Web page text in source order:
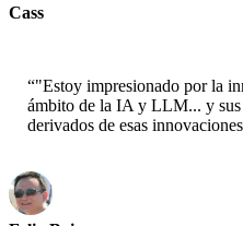
Cass
“"Estoy impresionado por la
ámbito de la IA y LLM... y
derivados de esas